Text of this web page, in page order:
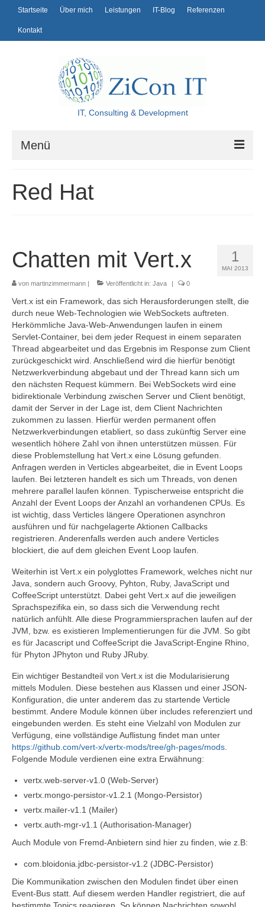
Startseite Über mich Leistungen IT-Blog Referenzen
Kontakt
IT, Consulting & Development
Menü
Über mich
IT-Blog
Kontakt
Impressum
Datenschutz
Red Hat
1
MAI 2013
Chatten mit Vert.x
von martinzimmermann | Veröffentlicht in: Java | 0
Vert.x ist ein Framework, das sich Herausforderungen stellt, die
durch neue Web-Technologien wie WebSockets auftreten.
Herkömmliche Java-Web-Anwendungen laufen in einem
Servlet-Container, bei dem jeder Request in einem separaten
Thread abgearbeitet und das Ergebnis im Response zum Client
zurückgeschickt wird. Anschließend wird die hierfür benötigt
Netzwerkverbindung abgebaut und der Thread kann sich um
den nächsten Request kümmern. Bei WebSockets wird eine
bidirektionale Verbindung zwischen Server und Client benötigt,
damit der Server in der Lage ist, dem Client Nachrichten
zukommen zu lassen. Hierfür werden permanent offen
Netzwerkverbindungen etabliert, so dass zukünftig Server eine
wesentlich höhere Zahl von ihnen unterstützen müssen. Für
diese Problemstellung hat Vert.x eine Lösung gefunden.
Anfragen werden in Verticles abgearbeitet, die in Event Loops
laufen. Bei letzteren handelt es sich um Threads, von denen
mehrere parallel laufen können. Typischerweise entspricht die
Anzahl der Event Loops der Anzahl an vorhandenen CPUs. Es
ist wichtig, dass Verticles längere Operationen asynchron
ausführen und für nachgelagerte Aktionen Callbacks
registrieren. Anderenfalls werden auch andere Verticles
blockiert, die auf dem gleichen Event Loop laufen.
Weiterhin ist Vert.x ein polyglottes Framework, welches nicht nur
Java, sondern auch Groovy, Pyhton, Ruby, JavaScript und
CoffeeScript unterstützt. Dabei geht Vert.x auf die jeweiligen
Sprachspezifika ein, so dass sich die Verwendung recht
natürlich anfühlt. Alle diese Programmiersprachen laufen auf der
JVM, bzw. es existieren Implementierungen für die JVM. So gibt
es für Jacascript und CoffeeScript die JavaScript-Engine Rhino,
für Phyton JPhyton und Ruby JRuby.
Ein wichtiger Bestandteil von Vert.x ist die Modularisierung
mittels Modulen. Diese bestehen aus Klassen und einer JSON-
Konfiguration, die unter anderem das zu startende Verticle
bestimmt. Andere Module können über includes referenziert und
eingebunden werden. Es steht eine Vielzahl von Modulen zur
Verfügung, eine vollständige Auflistung findet man unter
https://github.com/vert-x/vertx-mods/tree/gh-pages/mods
Folgende Module verdienen eine extra Erwähnung:
vertx.web-server-v1.0 (Web-Server)
vertx.mongo-persistor-v1.2.1 (Mongo-Persistor)
vertx.mailer-v1.1 (Mailer)
vertx.auth-mgr-v1.1 (Authorisation-Manager)
Auch Module von Fremd-Anbietern sind hier zu finden, wie z.B:
com.bloidonia.jdbc-persistor-v1.2 (JDBC-Persistor)
Die Kommunikation zwischen den Modulen findet über einen
Event-Bus statt. Auf diesem werden Handler registriert, die auf